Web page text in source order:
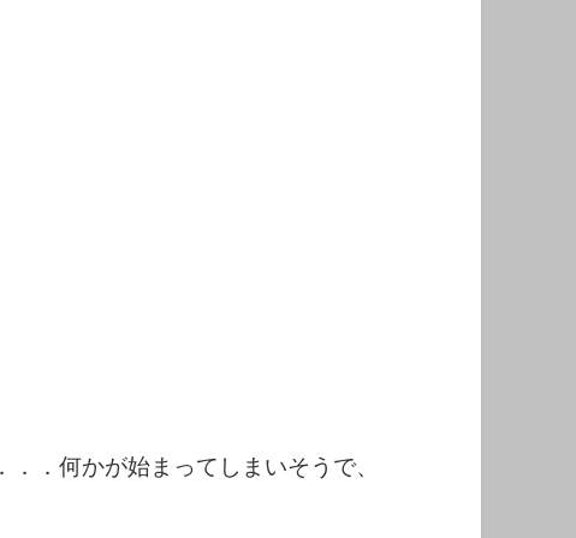
．何かが始まってしまいそうで、